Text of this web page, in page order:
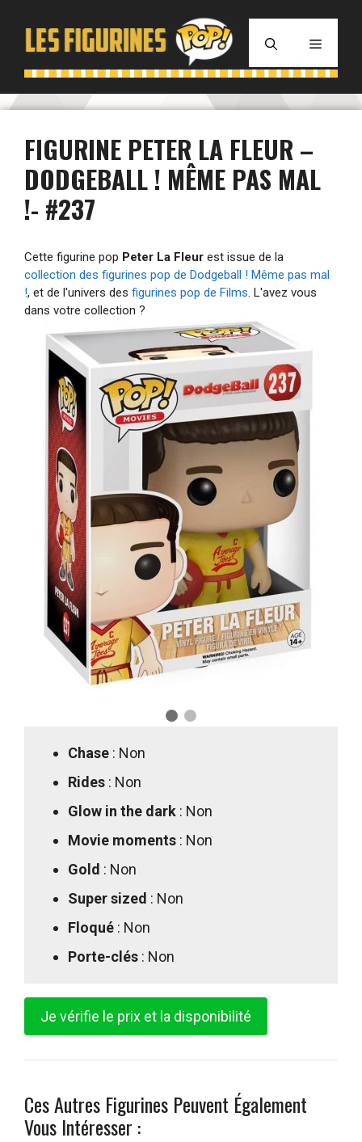
contenu
MENU
FIGURINE PETER LA FLEUR –
DODGEBALL ! MÊME PAS MAL
!- #237
Cette figurine pop Peter La Fleur est issue de la
collection des figurines pop de Dodgeball ! Même pas mal
!, et de l'univers des figurines pop de Films. L'avez vous
dans votre collection ?
Chase : Non
Rides : Non
Glow in the dark : Non
Movie moments : Non
Gold : Non
Super sized : Non
Floqué : Non
Porte-clés : Non
Je vérifie le prix et la disponibilité
Ces Autres Figurines Peuvent Également
Vous Intéresser :